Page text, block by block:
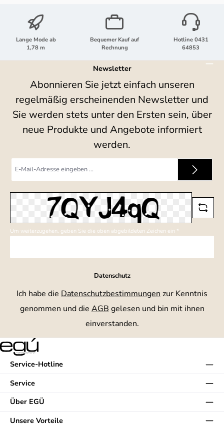
Lange Mode ab
1,78 m
Bequemer Kauf auf
Rechnung
Hotline 0431
64853
Newsletter
Abonnieren Sie jetzt einfach unseren
regelmäßig erscheinenden Newsletter und
Sie werden stets unter den Ersten sein, über
neue Produkte und Angebote informiert
werden.
Mail-
Um weiterzugehen, geben Sie die oben abgebildeten Zeichen ein *
Datenschutz
Ich habe die Datenschutzbestimmungen zur Kenntnis
genommen und die AGB gelesen und bin mit ihnen
einverstanden.
Service-Hotline
Service
Über EGÜ
Unsere Vorteile